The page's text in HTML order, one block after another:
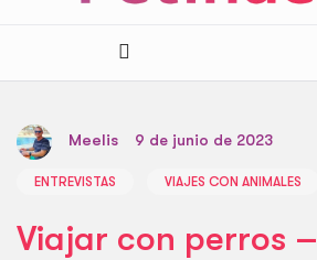
Meelis 9 de junio de 2023
ENTREVISTAS VIAJES CON ANIMALES
Viajar con perros –